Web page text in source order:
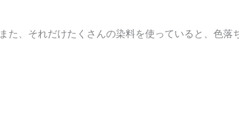
また、それだけたくさんの染料を使っていると、色落